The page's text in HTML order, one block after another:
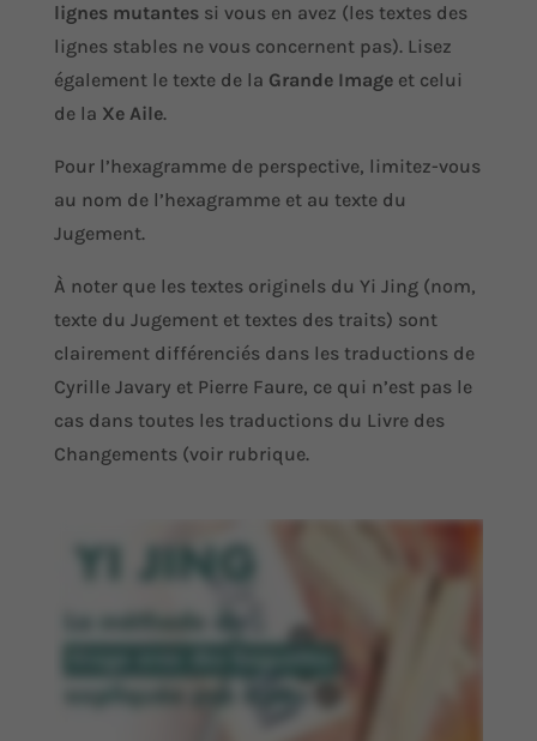
lignes mutantessi vous en avez (les textes des
lignes stables ne vous concernent pas). Lisez
également le texte de la Grande Imageet celui
de la Xe Aile.
Pour l’hexagramme de perspective, limitez-vous
au nom de l’hexagramme et au texte du
Jugement.
À noter que les textes originels du Yi Jing (nom,
texte du Jugement et textes des traits) sont
clairement différenciés dans les traductions de
Cyrille Javary et Pierre Faure, ce qui n’est pas le
cas dans toutes les traductions du Livre des
Changements (voir rubrique.